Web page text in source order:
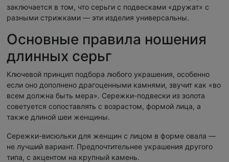
заключается в том, что серьги с подвесками «дружат» с
разными стрижками — эти изделия универсальны.
Основные правила ношения
длинных серьг
Ключевой принцип подбора любого украшения, особенно
если оно дополнено драгоценными камнями, звучит как «во
всем должна быть мера». Сережки-подвески из золота
советуется сопоставлять с возрастом, формой лица, а
также длиной шеи женщины.
Сережки-висюльки для женщин с лицом в форме овала —
не лучший вариант. Предпочтительнее украшения другого
типа, с акцентом на крупный камень.